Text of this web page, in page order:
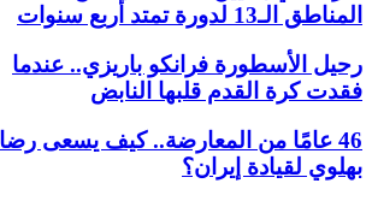
المناطق الـ13 لدورة تمتد أربع سنوات
رحيل الأسطورة فرانكو باريزي.. عندما
فقدت كرة القدم قلبها النابض
46 عامًا من المعارضة.. كيف يسعى رضا
بهلوي لقيادة إيران؟